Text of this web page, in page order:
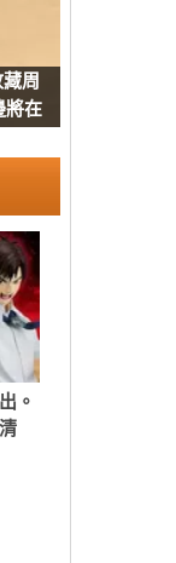
周
將在